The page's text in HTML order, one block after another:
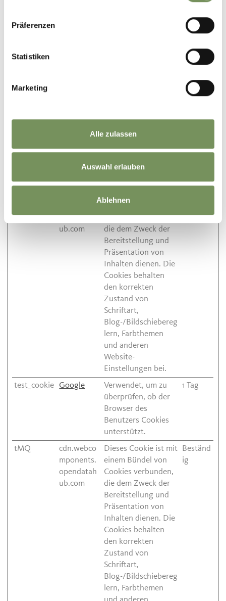
Präferenzen
Statistiken
Marketing
Alle zulassen
Auswahl erlauben
Ablehnen
Schriftart,
Blog-/Bildschiebereg
und anderen
Website-
Beständ
opendatah
ub.com
einem Bündel von
Cookies verbunden,
die dem Zweck der
Bereitstellung und
Präsentation von
Inhalten dienen. Die
Cookies behalten
den korrekten
Zustand von
Schriftart,
Blog-/Bildschiebereg
lern, Farbthemen
und anderen
Website-
Einstellungen bei.
test_cookie Google
Verwendet, um zu
überprüfen, ob der
Browser des
Benutzers Cookies
unterstützt.
1 Tag
tMQ
cdn.webco
mponents.
opendatah
ub.com
Dieses Cookie ist mit
einem Bündel von
Cookies verbunden,
die dem Zweck der
Bereitstellung und
Präsentation von
Inhalten dienen. Die
Cookies behalten
den korrekten
Zustand von
Schriftart,
Blog-/Bildschiebereg
lern, Farbthemen
Beständ
ig